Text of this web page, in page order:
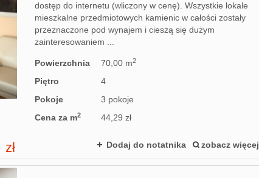
dostęp do internetu (wliczony w cenę). Wszystkie lokale
mieszkalne przedmiotowych kamienic w całości zostały
przeznaczone pod wynajem i cieszą się dużym
zainteresowaniem ...
Powierzchnia 70,00 m2
Piętro
4
Pokoje
3 pokoje
Cena za m2 44,29 zł
zł Dodaj do notatnika zobacz więcej